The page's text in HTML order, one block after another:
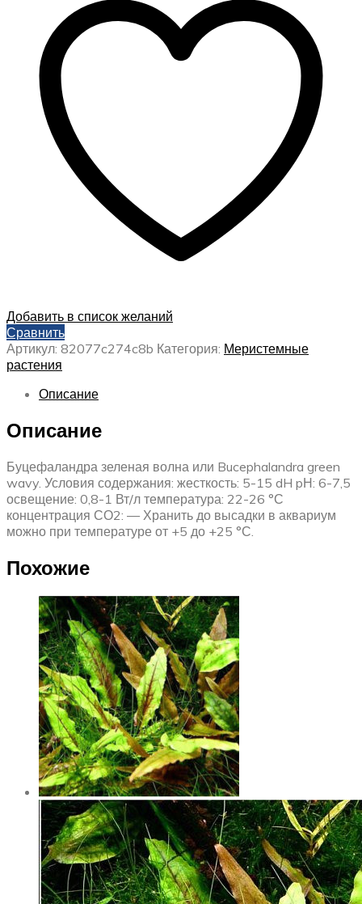
Добавить в список желаний
Сравнить
Артикул: 82077c274c8b Категория: Меристемные
растения
Описание
Описание
Буцефаландра зеленая волна или Bucephalandra green
wavy. Условия содержания: жесткость: 5-15 dH pН: 6-7,5
освещение: 0,8-1 Вт/л температура: 22-26 °С
концентрация СО2: — Хранить до высадки в аквариум
можно при температуре от +5 до +25 °С.
Похожие